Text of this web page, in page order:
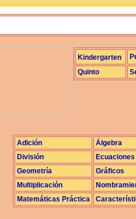
Kindergarten
Quinto
Adición
Álgebra
División
Ecuaciones
Geometría
Gráficos
Multiplicación
Matemáticas Práctica